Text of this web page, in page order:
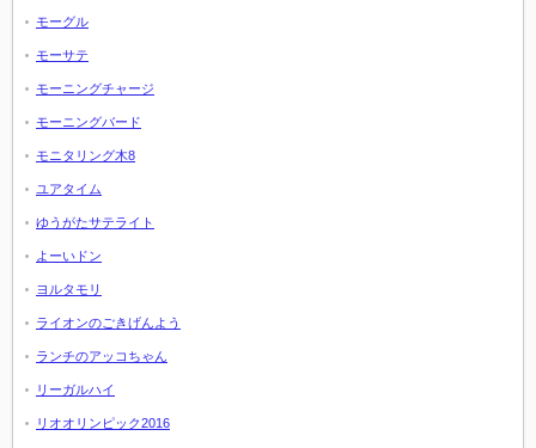
モーグル
モーサテ
モーニングチャージ
モーニングバード
モニタリング木8
ユアタイム
ゆうがたサテライト
よーいドン
ヨルタモリ
ライオンのごきげんよう
ランチのアッコちゃん
リーガルハイ
リオオリンピック2016